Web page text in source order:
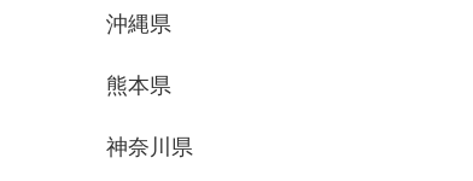
沖縄県
熊本県
神奈川県